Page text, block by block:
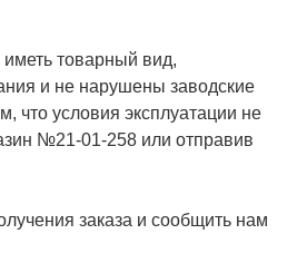
товарный вид,
и не нарушены заводские
что условия эксплуатации не
№21-01-258 или отправив
заказа и сообщить нам